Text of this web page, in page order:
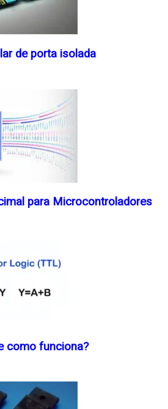
de porta isolada
para Microcontroladores
como funciona?